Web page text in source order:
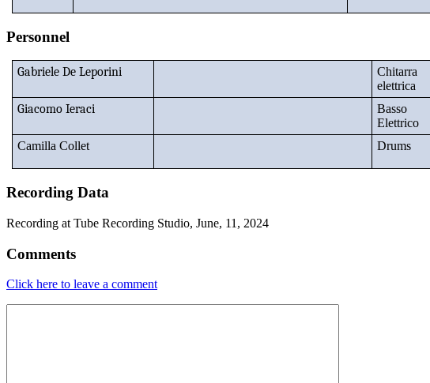
Personnel
Gabriele De Leporini
Chitarra
elettrica
Giacomo Ieraci
Basso
Elettrico
Camilla Collet
Drums
Recording Data
Recording at Tube Recording Studio, June, 11, 2024
Comments
Click here to leave a comment